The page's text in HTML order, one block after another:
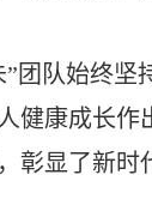
团队始终
康成长作
彰显了新